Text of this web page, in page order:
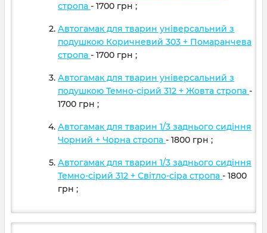
стропа - 1700 грн ;
Автогамак для тварин універсальний з
подушкою Коричневий 303 + Помаранчева
стропа - 1700 грн ;
Автогамак для тварин універсальний з
подушкою Темно-сірий 312 + Жовта стропа -
1700 грн ;
Автогамак для тварин 1/3 заднього сидіння
Чорний + Чорна стропа - 1800 грн ;
Автогамак для тварин 1/3 заднього сидіння
Темно-сірий 312 + Світло-сіра стропа - 1800
грн ;